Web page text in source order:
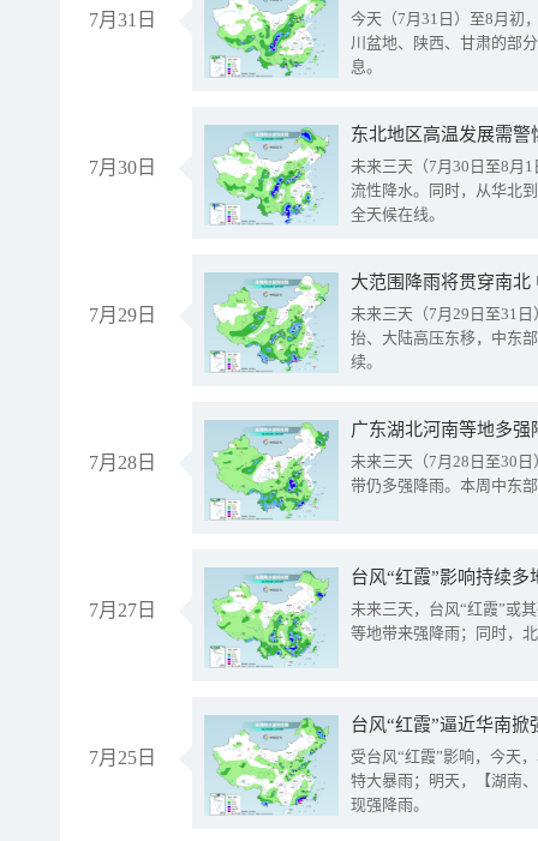
7月31日
今天（7月31日）至8月初
川盆地、陕西、甘肃的部
息。
7月30日
东北地区高温发展需
未来三天（7月30日至8月
流性降水。同时，从华北
全天候在线。
7月29日
大范围降雨将贯穿南
未来三天（7月29日至31
抬、大陆高压东移，中东
续。
7月28日
广东湖北河南等地多
未来三天（7月28日至30
带仍多强降雨。本周中东
7月27日
台风“红霞”影响持续
未来三天，台风“红霞”或
等地带来强降雨；同时，
7月25日
台风“红霞”逼近华南
受台风“红霞”影响，今天
特大暴雨；明天，【湖南
现强降雨。